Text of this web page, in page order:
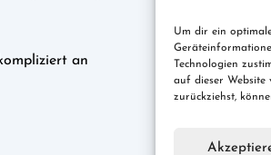
Um dir ein
Technologien
auf dieser Website
zurückziehst,
an